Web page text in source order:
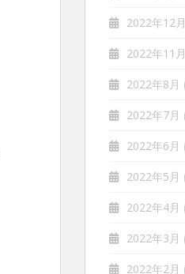
2022年12月
2022年11月
2022年8月
2022年7月
2022年6月
2022年5月
2022年4月
2022年3月
2022年2月